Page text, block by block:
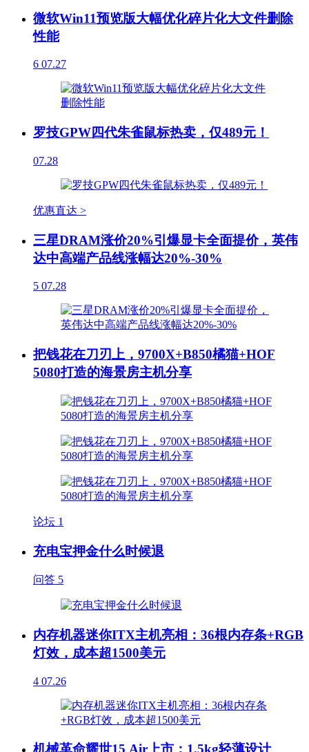
微软Win11预览版大幅优化碎片化大文件删除
性能
6 07.27
罗技GPW四代朱雀鼠标热卖，仅489元！
07.28
优惠直达 >
三星DRAM涨价20%引爆显卡全面提价，英伟
达中高端产品线涨幅达20%-30%
5 07.28
把钱花在刀刃上，9700X+B850橘猫+HOF
5080打造的海景房主机分享
论坛 1
充电宝押金什么时候退
问答 5
内存机器迷你ITX主机亮相：36根内存条+RGB
灯效，成本超1500美元
4 07.26